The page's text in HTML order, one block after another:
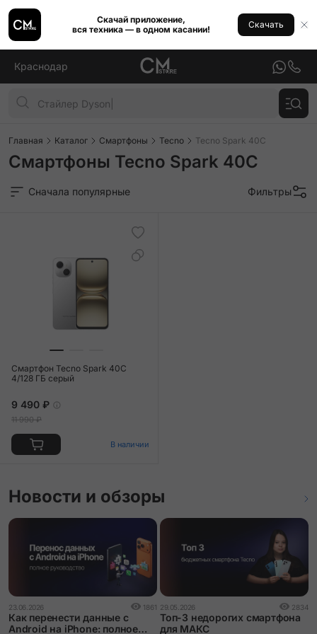
Скачай приложение,
вся техника — в одном касании!
Скачать
Краснодар
Главная Каталог Смартфоны Tecno Tecno Spark 40C
Смартфоны Tecno Spark 40C
Сначала популярные Фильтры
Смартфон Tecno Spark 40C
4/128 ГБ серый
9 490 ₽
11 990 ₽
В наличии
Новости и обзоры
23.06.2026 1861
Как перенести данные с
Android на iPhone: полное
29.05.2026 2834
Топ-3 недорогих смартфона
для МАКС